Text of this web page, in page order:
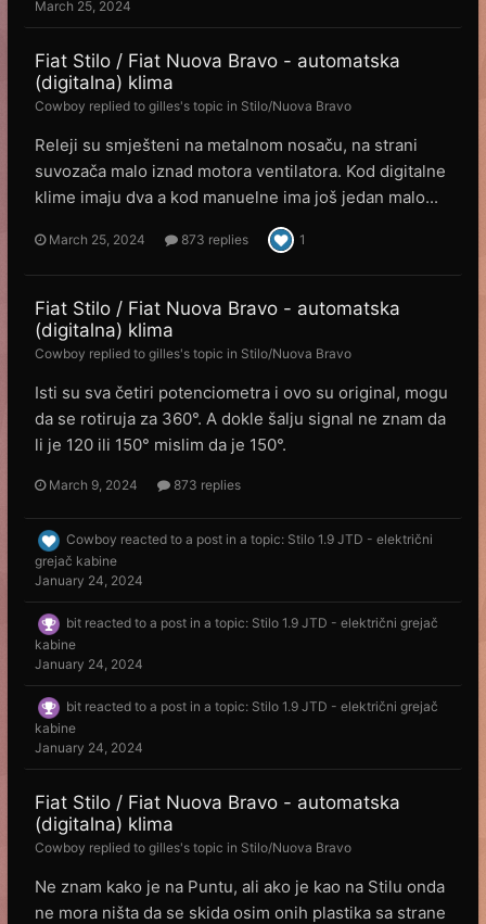
March 25, 2024
Fiat Stilo / Fiat Nuova Bravo - automatska
(digitalna) klima
Cowboy replied to gilles's topic in Stilo/Nuova Bravo
Releji su smješteni na metalnom nosaču, na strani
suvozača malo iznad motora ventilatora. Kod digitalne
klime imaju dva a kod manuelne ima još jedan malo...
March 25, 2024 873 replies 1
Fiat Stilo / Fiat Nuova Bravo - automatska
(digitalna) klima
Cowboy replied to gilles's topic in Stilo/Nuova Bravo
Isti su sva četiri potenciometra i ovo su original, mogu
da se rotiruja za 360°. A dokle šalju signal ne znam da
li je 120 ili 150° mislim da je 150°.
March 9, 2024 873 replies
Cowboy reacted to a post in a topic: Stilo 1.9 JTD - električni
grejač kabine
January 24, 2024
bit reacted to a post in a topic: Stilo 1.9 JTD - električni grejač
kabine
January 24, 2024
bit reacted to a post in a topic: Stilo 1.9 JTD - električni grejač
kabine
January 24, 2024
Fiat Stilo / Fiat Nuova Bravo - automatska
(digitalna) klima
Cowboy replied to gilles's topic in Stilo/Nuova Bravo
Ne znam kako je na Puntu, ali ako je kao na Stilu onda
ne mora ništa da se skida osim onih plastika sa strane